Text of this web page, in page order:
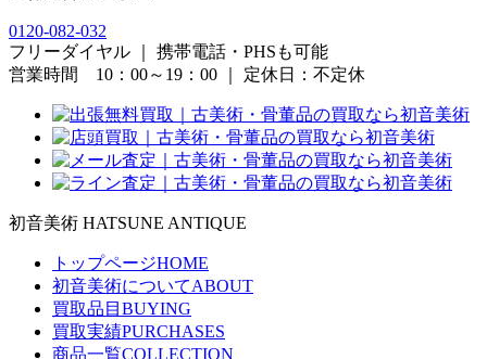
0120-082-032
フリーダイヤル ｜ 携帯電話・PHSも可能
営業時間 10：00～19：00 ｜ 定休日：不定休
初音美術 HATSUNE ANTIQUE
トップページHOME
初音美術についてABOUT
買取品目 BUYING
買取実績PURCHASES
商品一覧COLLECTION